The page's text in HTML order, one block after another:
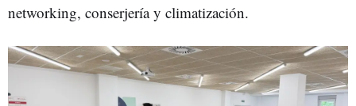
networking, conserjería y climatización.